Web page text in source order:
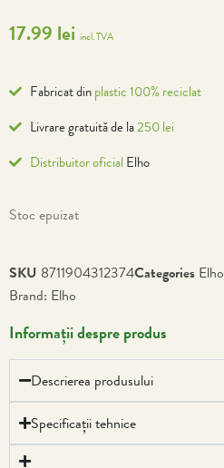
17.99 lei incl. TVA
Fabricat dinplastic 100% reciclat
Livrare gratuită de la250 lei
Distribuitor oficial Elho
Stoc epuizat
SKU 8711904312374Categories Elho
Brand: Elho
Informații despre produs
Descrierea produsului
Specificații tehnice